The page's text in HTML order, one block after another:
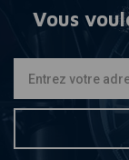
Vous